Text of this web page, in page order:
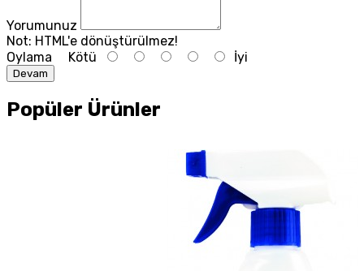
Yorumunuz
Not: HTML'e dönüştürülmez!
Oylama Kötü İyi
Devam
Popüler Ürünler